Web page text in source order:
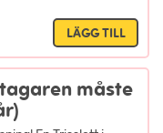
LÄGG TILL
måste